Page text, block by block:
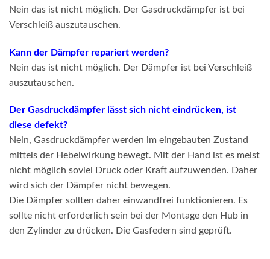
Nein das ist nicht möglich. Der Gasdruckdämpfer ist bei
Verschleiß auszutauschen.
Kann der Dämpfer repariert werden?
Nein das ist nicht möglich. Der Dämpfer ist bei Verschleiß
auszutauschen.
Der Gasdruckdämpfer lässt sich nicht eindrücken, ist
diese defekt?
Nein, Gasdruckdämpfer werden im eingebauten Zustand
mittels der Hebelwirkung bewegt. Mit der Hand ist es meist
nicht möglich soviel Druck oder Kraft aufzuwenden. Daher
wird sich der Dämpfer nicht bewegen.
Die Dämpfer sollten daher einwandfrei funktionieren. Es
sollte nicht erforderlich sein bei der Montage den Hub in
den Zylinder zu drücken. Die Gasfedern sind geprüft.